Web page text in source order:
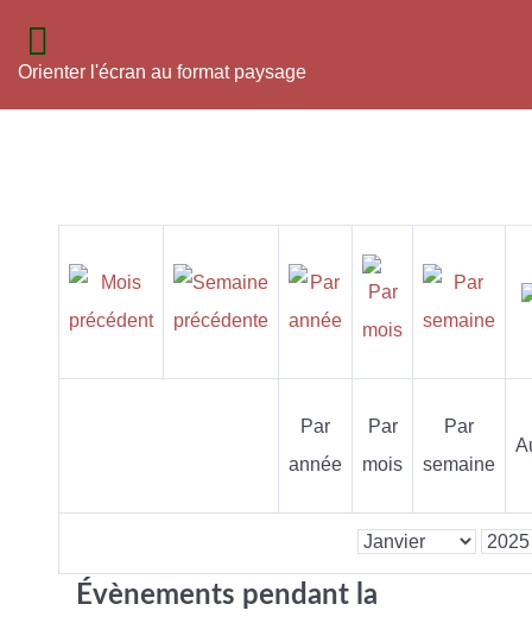
Orienter l'écran au format paysage
Par
année
Par
mois
Par
semaine
Évènements pendant la